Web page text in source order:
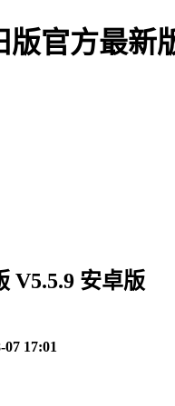
版官方最新
V5.5.9 安卓版
07 17:01